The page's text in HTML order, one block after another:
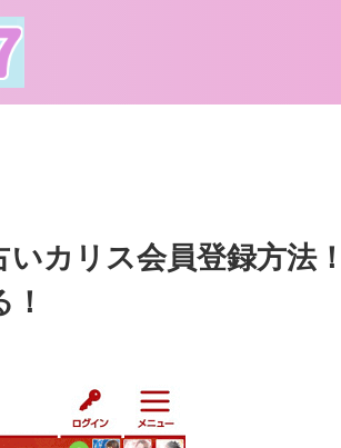
いカリス会員登録方法